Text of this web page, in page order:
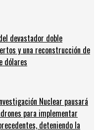
devastador doble
y una reconstrucción de
dólares
Nuclear pausará
para implementar
deteniendo la